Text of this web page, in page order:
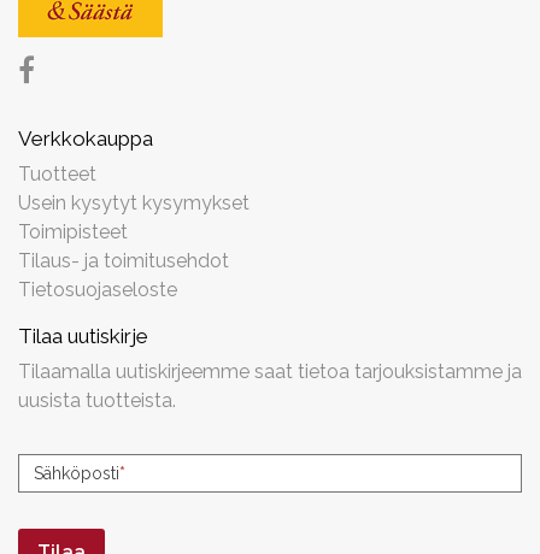
Verkkokauppa
Tuotteet
Usein kysytyt kysymykset
Toimipisteet
Tilaus- ja toimitusehdot
Tietosuojaseloste
Tilaa uutiskirje
Tilaamalla uutiskirjeemme saat tietoa tarjouksistamme ja
uusista tuotteista.
Uutiskirjeen
tilaus
Sähköposti*